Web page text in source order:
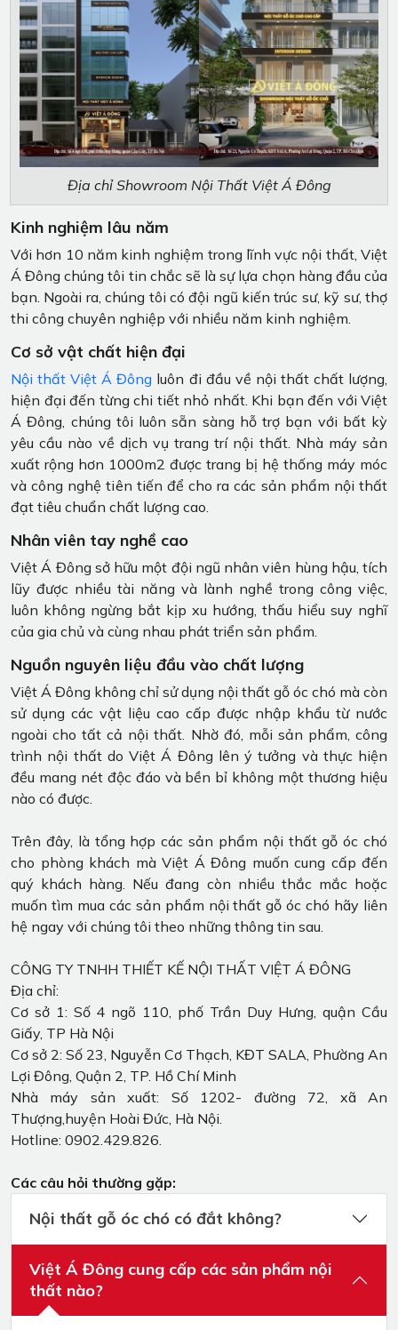
Địa chỉ Showroom Nội Thất Việt Á Đông
Kinh nghiệm lâu năm
Với hơn 10 năm kinh nghiệm trong lĩnh vực nội thất, Việt
Á Đông chúng tôi tin chắc sẽ là sự lựa chọn hàng đầu của
bạn. Ngoài ra, chúng tôi có đội ngũ kiến ​​trúc sư, kỹ sư, thợ
thi công chuyên nghiệp với nhiều năm kinh nghiệm.
Cơ sở vật chất hiện đại
Nội thất Việt Á Đông luôn đi đầu về nội thất chất lượng,
hiện đại đến từng chi tiết nhỏ nhất. Khi bạn đến với Việt
Á Đông, chúng tôi luôn sẵn sàng hỗ trợ bạn với bất kỳ
yêu cầu nào về dịch vụ trang trí nội thất. Nhà máy sản
xuất rộng hơn 1000m2 được trang bị hệ thống máy móc
và công nghệ tiên tiến để cho ra các sản phẩm nội thất
đạt tiêu chuẩn chất lượng cao.
Nhân viên tay nghề cao
Việt Á Đông sở hữu một đội ngũ nhân viên hùng hậu, tích
lũy được nhiều tài năng và lành nghề trong công việc,
luôn không ngừng bắt kịp xu hướng, thấu hiểu suy nghĩ
của gia chủ và cùng nhau phát triển sản phẩm.
Nguồn nguyên liệu đầu vào chất lượng
Việt Á Đông không chỉ sử dụng nội thất gỗ óc chó mà còn
sử dụng các vật liệu cao cấp được nhập khẩu từ nước
ngoài cho tất cả nội thất. Nhờ đó, mỗi sản phẩm, công
trình nội thất do Việt Á Đông lên ý tưởng và thực hiện
đều mang nét độc đáo và bền bỉ không một thương hiệu
nào có được.
Trên đây, là tổng hợp các sản phẩm nội thất gỗ óc chó
cho phòng khách mà Việt Á Đông muốn cung cấp đến
quý khách hàng. Nếu đang còn nhiều thắc mắc hoặc
muốn tìm mua các sản phẩm nội thất gỗ óc chó hãy liên
hệ ngay với chúng tôi theo những thông tin sau.
CÔNG TY TNHH THIẾT KẾ NỘI THẤT VIỆT Á ĐÔNG
Địa chỉ:
Cơ sở 1: Số 4 ngõ 110, phố Trần Duy Hưng, quận Cầu
Giấy, TP Hà Nội
Cơ sở 2: Số 23, Nguyễn Cơ Thạch, KĐT SALA, Phường An
Lợi Đông, Quận 2, TP. Hồ Chí Minh
Nhà máy sản xuất: Số 1202- đường 72, xã An
Thượng,huyện Hoài Đức, Hà Nội.
Hotline: 0902.429.826.
Các câu hỏi thường gặp:
Nội thất gỗ óc chó có đắt không?
Việt Á Đông cung cấp các sản phẩm nội
thất nào?